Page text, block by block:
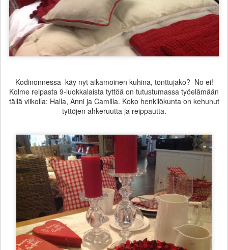
Kodinonnessa käy nyt aikamoinen kuhina, tonttujako? No ei!
Kolme reipasta 9-luokkalaista tyttöä on tutustumassa työelämään
tällä viikolla: Halla, Anni ja Camilla. Koko henkilökunta on kehunut
tyttöjen ahkeruutta ja reippautta.